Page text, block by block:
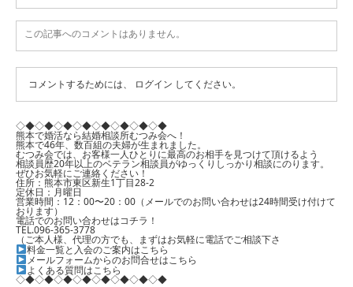
この記事へのコメントはありません。
コメントするためには、 ログイン してください。
◇◆◇◆◇◆◇◆◇◆◇◆◇◆◇◆
熊本で婚活なら結婚相談所むつみ会へ！
熊本で46年、数百組の夫婦が生まれました。
むつみ会では、お客様一人ひとりに最高のお相手を見つけて頂けるよう
相談員歴20年以上のベテラン相談員がゆっくりしっかり相談にのります。
ぜひお気軽にご連絡ください！
住所：熊本市東区新生1丁目28-2
定休日：月曜日
営業時間：12：00〜20：00（メールでのお問い合わせは24時間受け付けて
おります）
電話でのお問い合わせはコチラ！
TEL.096-365-3778
（ご本人様、代理の方でも、まずはお気軽に電話でご相談下さ
料金一覧と入会のご案内はこちら
メールフォームからのお問合せはこちら
よくある質問はこちら
◇◆◇◆◇◆◇◆◇◆◇◆◇◆◇◆